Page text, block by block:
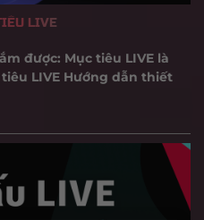
LIVE
được: Mục tiêu LIVE là
LIVE Hướng dẫn thiết